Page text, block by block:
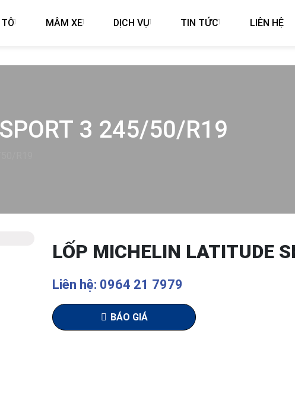
TÔ MÂM XE DỊCH VỤ TIN TỨC LIÊN HỆ
3 245/50/R19
LỐP MICHELIN LATITUDE
Liên hệ: 0964 21 7979
BÁO GIÁ